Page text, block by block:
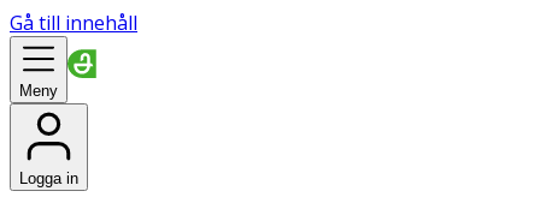
Gå till innehåll
Meny
Logga in